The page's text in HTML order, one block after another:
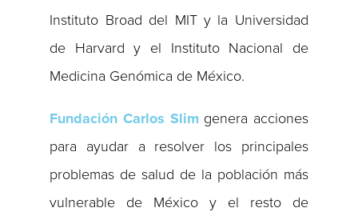
Instituto Broad del MIT y la Universidad
de Harvard y el Instituto Nacional de
Medicina Genómica de México.
Fundación Carlos Slimgenera acciones
para ayudar a resolver los principales
problemas de salud de la población más
vulnerable de México y el resto de